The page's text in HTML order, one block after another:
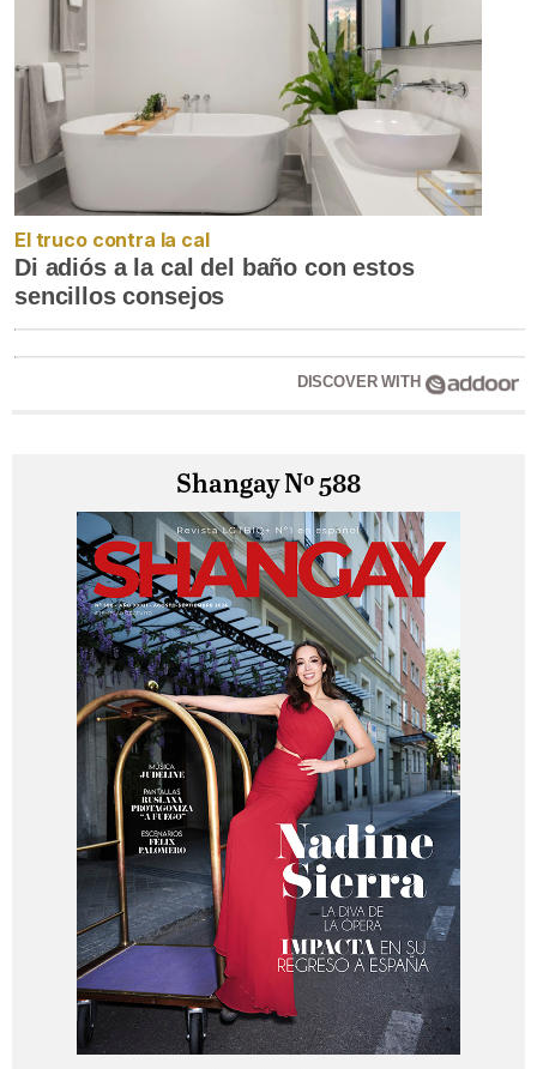
El truco contra la cal
Di adiós a la cal del baño con estos
sencillos consejos
DISCOVER WITH
Shangay Nº 588